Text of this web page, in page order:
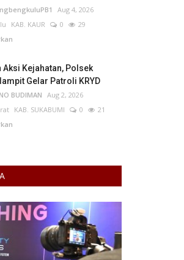
Aug 4, 2026
KAB. KAUR 0
29
Aksi Kejahatan, Polsek
Gelar Patroli KRYD
BUDIMAN Aug 2, 2026
KAB. SUKABUMI 0
21